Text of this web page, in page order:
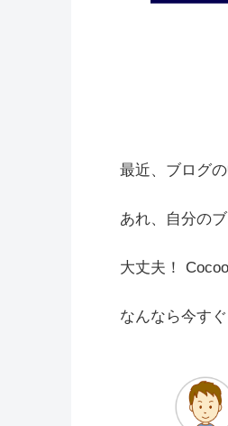
最近、ブログ
あれ、自分の
大丈夫！
なんなら今すぐ